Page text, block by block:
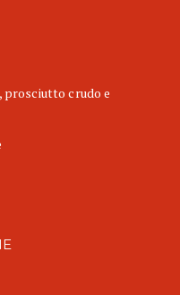
prosciutto crudo e